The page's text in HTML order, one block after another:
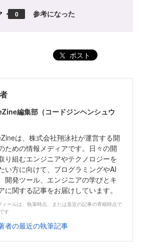
0 参考になった
ポスト
編集部（コードジンヘンシュウ
は、株式会社翔泳社が運営する開
ための情報メディアです。日々の開
り組むエンジニアやテクノロジーを
い方に向けて、プログラミングやAI
開発ツール、エンジニアの学びとキ
に関する記事をお届けしています。
ィールは、執筆時点、または直近の記事の寄稿時点で
す
者の最近の執筆記事